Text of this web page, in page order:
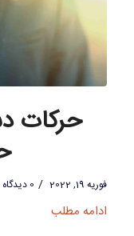
حرکات
فوریه 19, 2022 / 0 دیدگاه
ادامه مطلب